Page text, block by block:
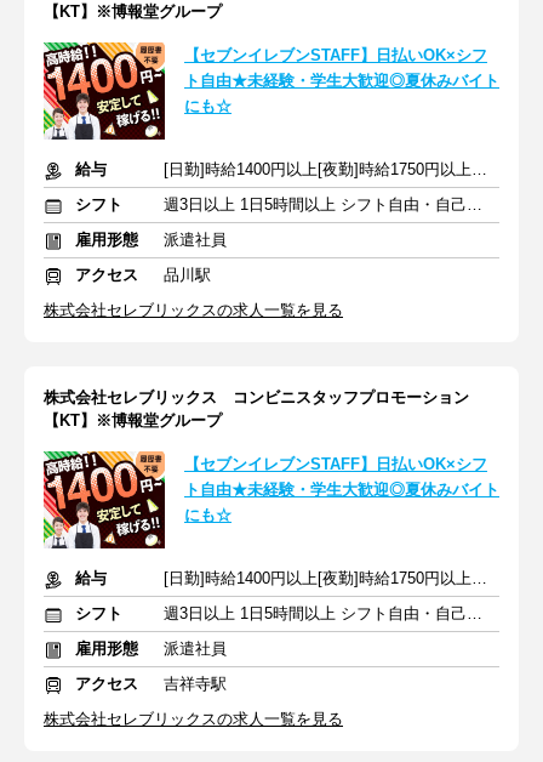
【KT】※博報堂グループ
【セブンイレブンSTAFF】日払いOK×シフ
ト自由★未経験・学生大歓迎◎夏休みバイト
にも☆
給与
[日勤]時給1400円以上[夜勤]時給1750円以上＋交通費
シフト
週3日以上 1日5時間以上 シフト自由・自己申告
雇用形態
派遣社員
アクセス
品川駅
株式会社セレブリックスの求人一覧を見る
株式会社セレブリックス コンビニスタッフプロモーション
【KT】※博報堂グループ
【セブンイレブンSTAFF】日払いOK×シフ
ト自由★未経験・学生大歓迎◎夏休みバイト
にも☆
給与
[日勤]時給1400円以上[夜勤]時給1750円以上＋交通費
シフト
週3日以上 1日5時間以上 シフト自由・自己申告
雇用形態
派遣社員
アクセス
吉祥寺駅
株式会社セレブリックスの求人一覧を見る